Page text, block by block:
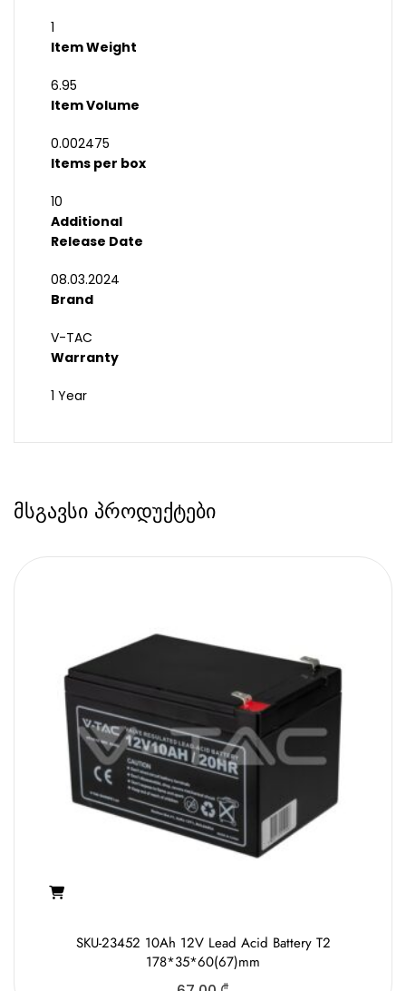
1
Item Weight
6.95
Item Volume
0.002475
Items per box
10
Additional
Release Date
08.03.2024
Brand
V-TAC
Warranty
1 Year
მსგავსი პროდუქტები
SKU-23452 10Ah 12V Lead Acid Battery T2
178*35*60(67)mm